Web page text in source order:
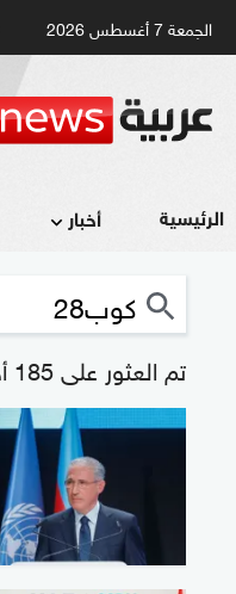
الجمعة 7 أغسطس 2026
الرئيسية أخبار
تم العثور على 185 أخبار "كوب28"